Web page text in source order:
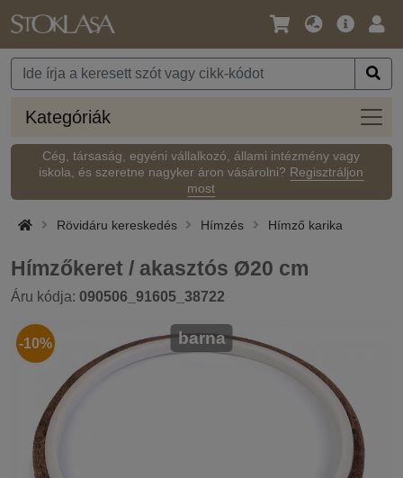
Nyelv
Pénznem
Fő
Kategóriák
Cég, társaság, egyéni vállalkozó, állami intézmény vagy
iskola, és szeretne nagyker áron vásárolni? Regisztráljon
most
Rövidáru kereskedés Hímzés Hímző karika
Hímzőkeret / akasztós Ø20 cm
Áru kódja: 090506_91605_38722
-10% barna